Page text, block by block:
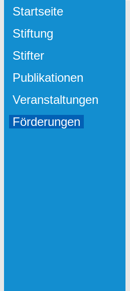
Startseite
Stiftung
Stifter
Publikationen
Veranstaltungen
Förderungen